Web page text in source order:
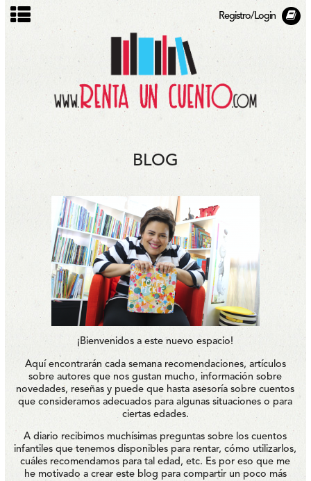
Registro/Login
BLOG
¡Bienvenidos a este nuevo espacio!
Aquí encontrarán cada semana recomendaciones, artículos
sobre autores que nos gustan mucho, información sobre
novedades, reseñas y puede que hasta asesoría sobre cuentos
que consideramos adecuados para algunas situaciones o para
ciertas edades.
A diario recibimos muchísimas preguntas sobre los cuentos
infantiles que tenemos disponibles para rentar, cómo utilizarlos,
cuáles recomendamos para tal edad, etc. Es por eso que me
he motivado a crear este blog para compartir un poco más